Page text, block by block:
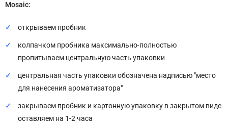
Mosaic:
открываем пробник
колпачком пробника максимально-полностью
пропитываем центральную часть упаковки
центральная часть упаковки обозначена надписью "место
для нанесения ароматизатора"
закрываем пробник и картонную упаковку в закрытом виде
оставляем на 1-2 часа